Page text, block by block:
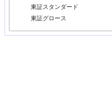
東証スタンダード
東証グロース